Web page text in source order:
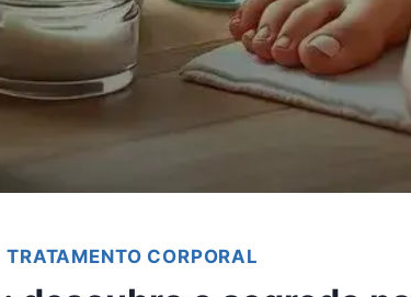
TRATAMENTO CORPORAL